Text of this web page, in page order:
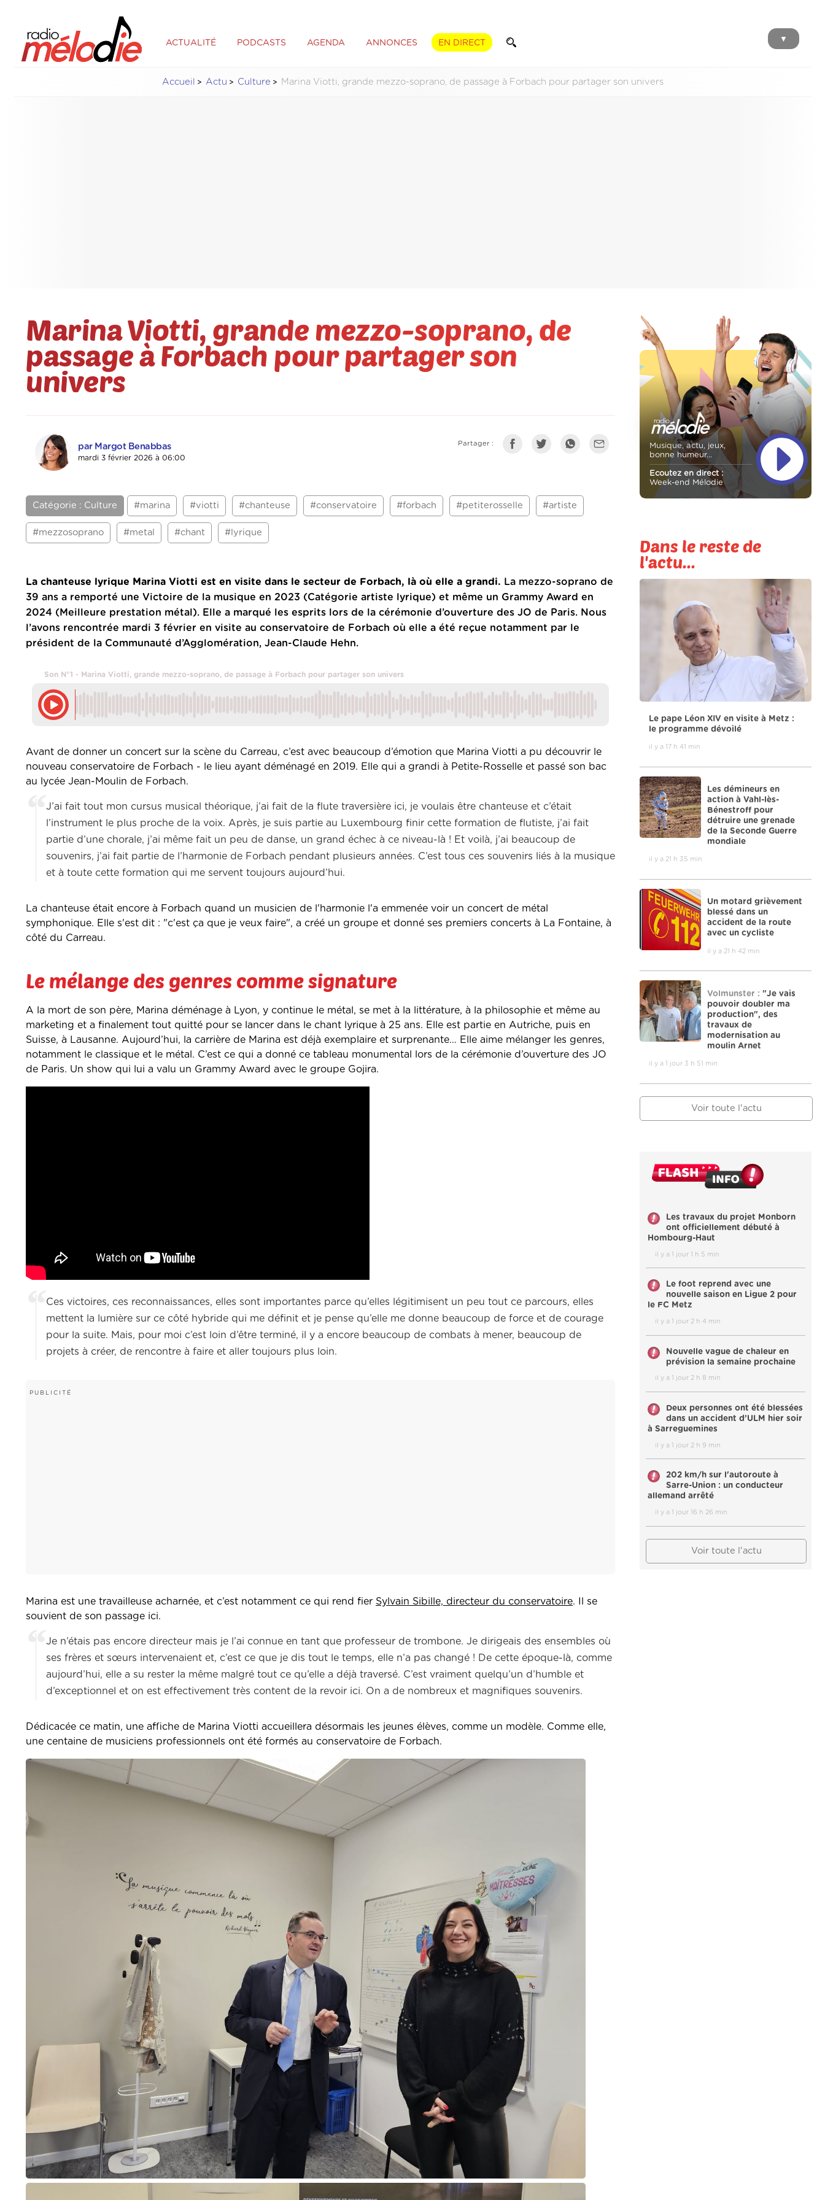
ACTUALITÉ PODCASTS AGENDA ANNONCES EN DIRECT ▼
Accueil Actu Culture Marina Viotti, grande mezzo-soprano, de passage à Forbach pour partager son univers
Marina Viotti, grande mezzo-soprano, de
passage à Forbach pour partager son
univers
par Margot Benabbas
mardi 3 février 2026 à 06:00
Partager :
Catégorie : Culture #marina #viotti #chanteuse #conservatoire #forbach #petiterosselle #artiste
#mezzosoprano #metal #chant #lyrique
La chanteuse lyrique Marina Viotti est en visite dans le secteur de Forbach, là où elle a grandi. La mezzo-soprano de
39 ans a remporté une Victoire de la musique en 2023 (Catégorie artiste lyrique) et même un Grammy Award en
2024 (Meilleure prestation métal). Elle a marqué les esprits lors de la cérémonie d’ouverture des JO de Paris. Nous
l’avons rencontrée mardi 3 février en visite au conservatoire de Forbach où elle a été reçue notamment par le
président de la Communauté d’Agglomération, Jean-Claude Hehn.
Son N°1 - Marina Viotti, grande mezzo-soprano, de passage à Forbach pour partager son univers
Avant de donner un concert sur la scène du Carreau, c’est avec beaucoup d’émotion que Marina Viotti a pu découvrir le
nouveau conservatoire de Forbach - le lieu ayant déménagé en 2019. Elle qui a grandi à Petite-Rosselle et passé son bac
au lycée Jean-Moulin de Forbach.
J’ai fait tout mon cursus musical théorique, j’ai fait de la flute traversière ici, je voulais être chanteuse et c’était
l’instrument le plus proche de la voix. Après, je suis partie au Luxembourg finir cette formation de flutiste, j’ai fait
partie d’une chorale, j’ai même fait un peu de danse, un grand échec à ce niveau-là ! Et voilà, j’ai beaucoup de
souvenirs, j’ai fait partie de l’harmonie de Forbach pendant plusieurs années. C’est tous ces souvenirs liés à la musique
et à toute cette formation qui me servent toujours aujourd’hui.
La chanteuse était encore à Forbach quand un musicien de l'harmonie l'a emmenée voir un concert de métal
symphonique. Elle s'est dit : "c'est ça que je veux faire", a créé un groupe et donné ses premiers concerts à La Fontaine, à
côté du Carreau.
Le mélange des genres comme signature
A la mort de son père, Marina déménage à Lyon, y continue le métal, se met à la littérature, à la philosophie et même au
marketing et a finalement tout quitté pour se lancer dans le chant lyrique à 25 ans. Elle est partie en Autriche, puis en
Suisse, à Lausanne. Aujourd’hui, la carrière de Marina est déjà exemplaire et surprenante… Elle aime mélanger les genres,
notamment le classique et le métal. C’est ce qui a donné ce tableau monumental lors de la cérémonie d’ouverture des JO
de Paris. Un show qui lui a valu un Grammy Award avec le groupe Gojira.
Ces victoires, ces reconnaissances, elles sont importantes parce qu’elles légitimisent un peu tout ce parcours, elles
mettent la lumière sur ce côté hybride qui me définit et je pense qu’elle me donne beaucoup de force et de courage
pour la suite. Mais, pour moi c’est loin d’être terminé, il y a encore beaucoup de combats à mener, beaucoup de
projets à créer, de rencontre à faire et aller toujours plus loin.
Marina est une travailleuse acharnée, et c’est notamment ce qui rend fier Sylvain Sibille, directeur du conservatoire. Il se
souvient de son passage ici.
Je n’étais pas encore directeur mais je l’ai connue en tant que professeur de trombone. Je dirigeais des ensembles où
ses frères et sœurs intervenaient et, c’est ce que je dis tout le temps, elle n’a pas changé ! De cette époque-là, comme
aujourd’hui, elle a su rester la même malgré tout ce qu’elle a déjà traversé. C’est vraiment quelqu’un d’humble et
d’exceptionnel et on est effectivement très content de la revoir ici. On a de nombreux et magnifiques souvenirs.
Dédicacée ce matin, une affiche de Marina Viotti accueillera désormais les jeunes élèves, comme un modèle. Comme elle,
une centaine de musiciens professionnels ont été formés au conservatoire de Forbach.
Musique, actu, jeux,
bonne humeur...
Ecoutez en direct :
Week-end Mélodie
Dans le reste de
l'actu...
Le pape Léon XIV en visite à Metz :
le programme dévoilé
il y a 17 h 41 min
Les démineurs en
action à Vahl-lès-
Bénestroff pour
détruire une grenade
de la Seconde Guerre
mondiale
il y a 21 h 35 min
Un motard grièvement
blessé dans un
accident de la route
avec un cycliste
il y a 21 h 42 min
Volmunster : "Je vais
pouvoir doubler ma
production", des
travaux de
modernisation au
moulin Arnet
il y a 1 jour 3 h 51 min
Voir toute l'actu
Les travaux du projet Monborn
ont officiellement débuté à
Hombourg-Haut
il y a 1 jour 1 h 5 min
Le foot reprend avec une
nouvelle saison en Ligue 2 pour
le FC Metz
il y a 1 jour 2 h 4 min
Nouvelle vague de chaleur en
prévision la semaine prochaine
il y a 1 jour 2 h 8 min
Deux personnes ont été blessées
dans un accident d’ULM hier soir
à Sarreguemines
il y a 1 jour 2 h 9 min
202 km/h sur l'autoroute à
Sarre-Union : un conducteur
allemand arrêté
il y a 1 jour 16 h 26 min
Voir toute l'actu